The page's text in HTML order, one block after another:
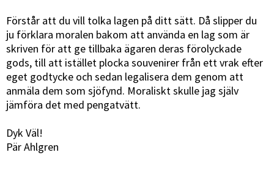
Förstår att du vill tolka lagen på ditt sätt. Då slipper du
ju förklara moralen bakom att använda en lag som är
skriven för att ge tillbaka ägaren deras förolyckade
gods, till att istället plocka souvenirer från ett vrak efter
eget godtycke och sedan legalisera dem genom att
anmäla dem som sjöfynd. Moraliskt skulle jag själv
jämföra det med pengatvätt.
Dyk Väl!
Pär Ahlgren